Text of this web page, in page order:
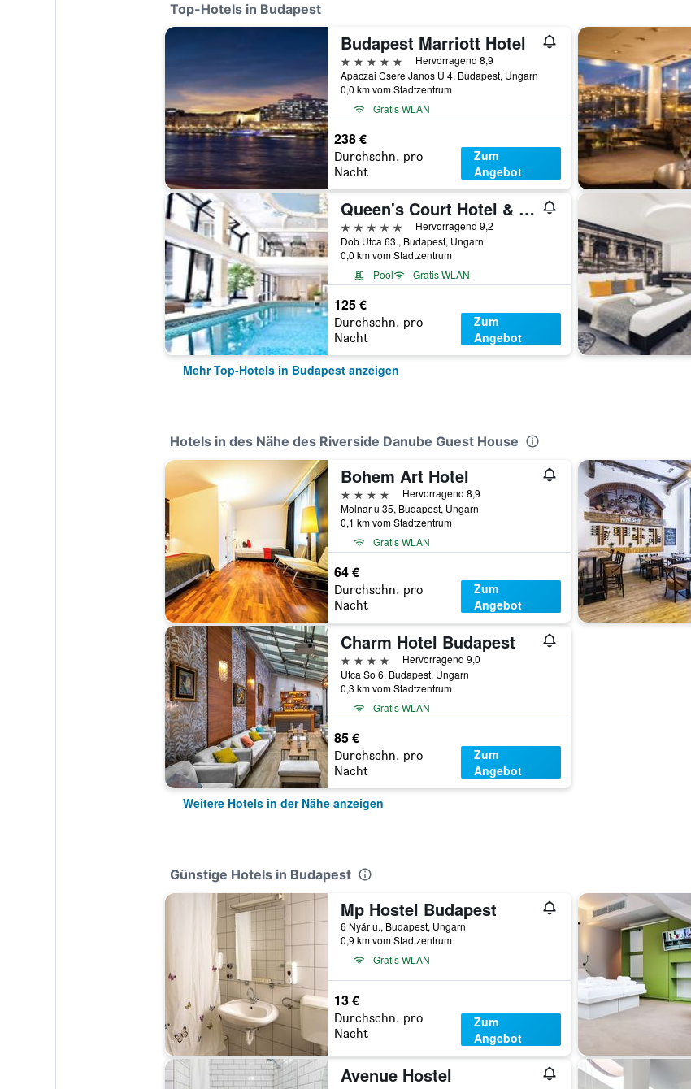
Top-Hotels in Budapest
Budapest Marriott Hotel
5 Sterne
Hervorragend 8,9
Apaczai Csere Janos U 4, Budapest, Ungarn
0,0 km vom Stadtzentrum
Gratis WLAN
238 €
Durchschn. pro
Nacht
Zum
Angebot
Queen's Court Hotel & Residence
5 Sterne
Hervorragend 9,2
Dob Utca 63., Budapest, Ungarn
0,0 km vom Stadtzentrum
Pool
Gratis WLAN
125 €
Durchschn. pro
Nacht
Zum
Angebot
Mehr Top-Hotels in Budapest anzeigen
Hotels in des Nähe des Riverside Danube Guest House
Bohem Art Hotel
4 Sterne
Hervorragend 8,9
Molnar u 35, Budapest, Ungarn
0,1 km vom Stadtzentrum
Gratis WLAN
64 €
Durchschn. pro
Nacht
Zum
Angebot
Charm Hotel Budapest
4 Sterne
Hervorragend 9,0
Utca So 6, Budapest, Ungarn
0,3 km vom Stadtzentrum
Gratis WLAN
85 €
Durchschn. pro
Nacht
Zum
Angebot
Weitere Hotels in der Nähe anzeigen
Günstige Hotels in Budapest
Mp Hostel Budapest
6 Nyár u., Budapest, Ungarn
0,9 km vom Stadtzentrum
Gratis WLAN
13 €
Durchschn. pro
Nacht
Zum
Angebot
Avenue Hostel